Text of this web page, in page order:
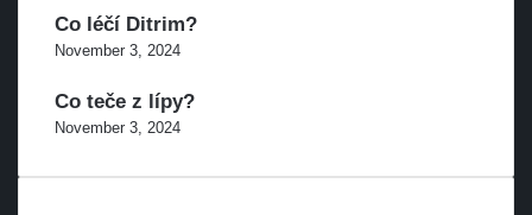
Co léčí Ditrim?
November 3, 2024
Co teče z lípy?
November 3, 2024